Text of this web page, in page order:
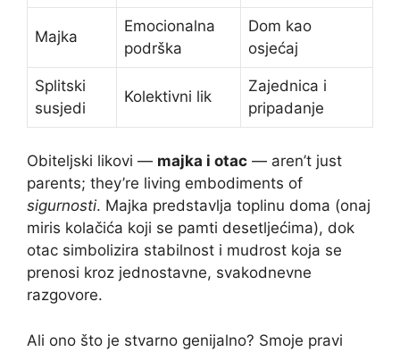
Majka
Emocionalna
podrška
Dom kao
osjećaj
Splitski
susjedi
Kolektivni lik
Zajednica i
pripadanje
Obiteljski likovi — majka i otac — aren’t just
parents; they’re living embodiments of
sigurnosti. Majka predstavlja toplinu doma (onaj
miris kolačića koji se pamti desetljećima), dok
otac simbolizira stabilnost i mudrost koja se
prenosi kroz jednostavne, svakodnevne
razgovore.
Ali ono što je stvarno genijalno? Smoje pravi